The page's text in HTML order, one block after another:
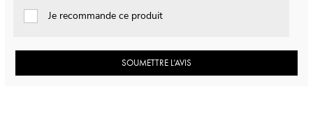
Je recommande ce produit
SOUMETTRE L’AVIS